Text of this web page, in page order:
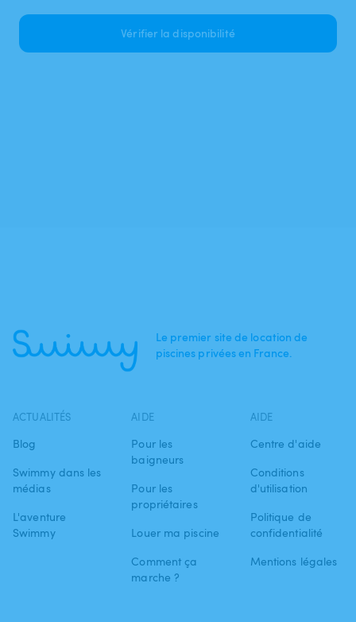
Vérifier la disponibilité
Le premier site de location de
piscines privées en France.
ACTUALITÉS
Blog
Swimmy dans les
médias
L'aventure
Swimmy
AIDE
Pour les
baigneurs
Pour les
propriétaires
Louer ma piscine
Comment ça
marche ?
AIDE
Centre d'aide
Conditions
d'utilisation
Politique de
confidentialité
Mentions légales